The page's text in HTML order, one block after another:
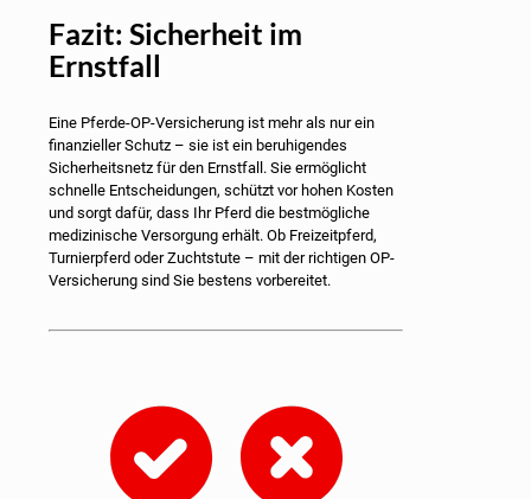
Fazit: Sicherheit im
Ernstfall
Eine Pferde-OP-Versicherung ist mehr als nur ein
finanzieller Schutz – sie ist ein beruhigendes
Sicherheitsnetz für den Ernstfall. Sie ermöglicht
schnelle Entscheidungen, schützt vor hohen Kosten
und sorgt dafür, dass Ihr Pferd die bestmögliche
medizinische Versorgung erhält. Ob Freizeitpferd,
Turnierpferd oder Zuchtstute – mit der richtigen OP-
Versicherung sind Sie bestens vorbereitet.